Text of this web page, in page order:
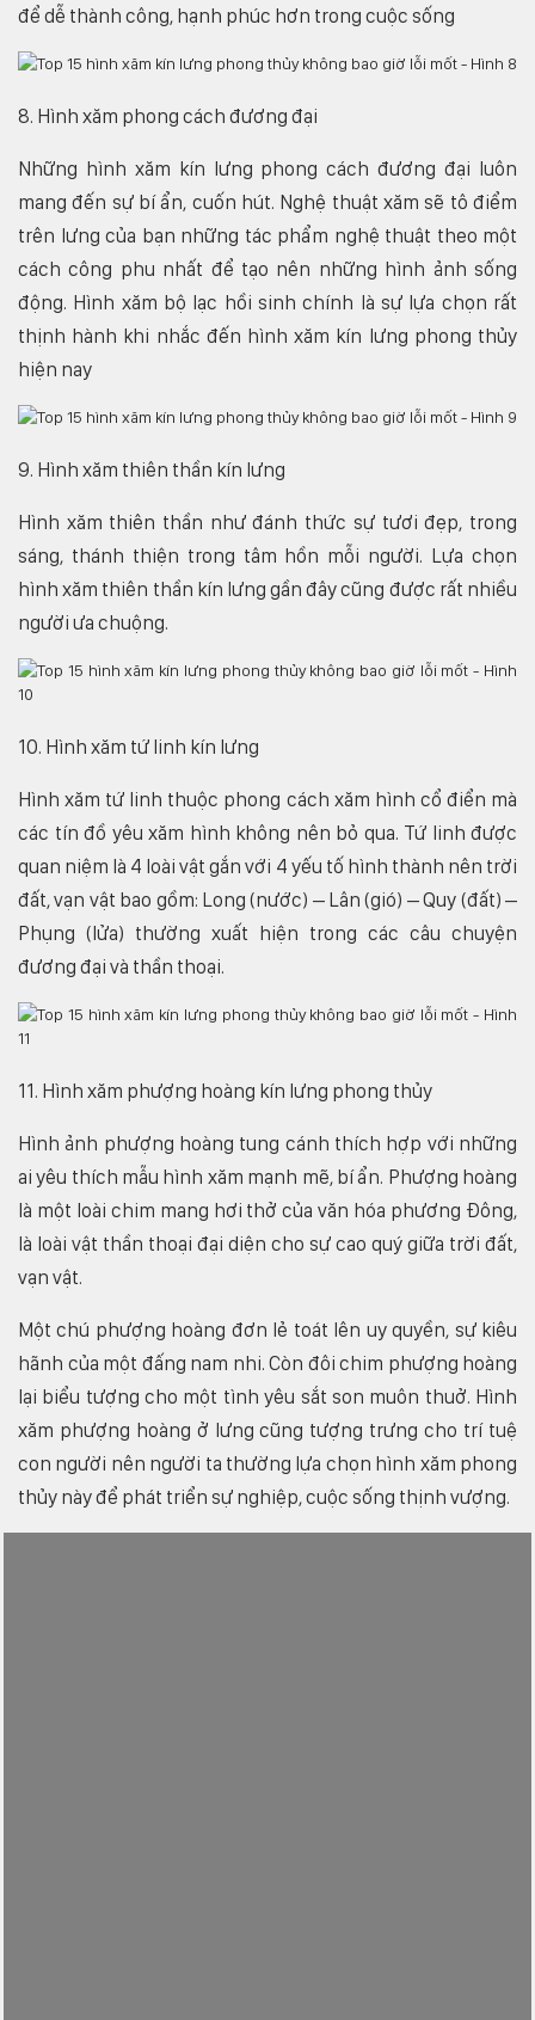
để dễ thành công, hạnh phúc hơn trong cuộc sống
8. Hình xăm phong cách đương đại
Những hình xăm kín lưng phong cách đương đại luôn
mang đến sự bí ẩn, cuốn hút. Nghệ thuật xăm sẽ tô điểm
trên lưng của bạn những tác phẩm nghệ thuật theo một
cách công phu nhất để tạo nên những hình ảnh sống
động. Hình xăm bộ lạc hồi sinh chính là sự lựa chọn rất
thịnh hành khi nhắc đến hình xăm kín lưng phong thủy
hiện nay
9. Hình xăm thiên thần kín lưng
Hình xăm thiên thần như đánh thức sự tươi đẹp, trong
sáng, thánh thiện trong tâm hồn mỗi người. Lựa chọn
hình xăm thiên thần kín lưng gần đây cũng được rất nhiều
người ưa chuộng.
10. Hình xăm tứ linh kín lưng
Hình xăm tứ linh thuộc phong cách xăm hình cổ điển mà
các tín đồ yêu xăm hình không nên bỏ qua. Tứ linh được
quan niệm là 4 loài vật gắn với 4 yếu tố hình thành nên trời
đất, vạn vật bao gồm: Long (nước) – Lân (gió) – Quy (đất) –
Phụng (lửa) thường xuất hiện trong các câu chuyện
đương đại và thần thoại.
11. Hình xăm phượng hoàng kín lưng phong thủy
Hình ảnh phượng hoàng tung cánh thích hợp với những
ai yêu thích mẫu hình xăm mạnh mẽ, bí ẩn. Phượng hoàng
là một loài chim mang hơi thở của văn hóa phương Đông,
là loài vật thần thoại đại diện cho sự cao quý giữa trời đất,
vạn vật.
Một chú phượng hoàng đơn lẻ toát lên uy quyền, sự kiêu
hãnh của một đấng nam nhi. Còn đôi chim phượng hoàng
lại biểu tượng cho một tình yêu sắt son muôn thuở. Hình
xăm phượng hoàng ở lưng cũng tượng trưng cho trí tuệ
con người nên người ta thường lựa chọn hình xăm phong
thủy này để phát triển sự nghiệp, cuộc sống thịnh vượng.